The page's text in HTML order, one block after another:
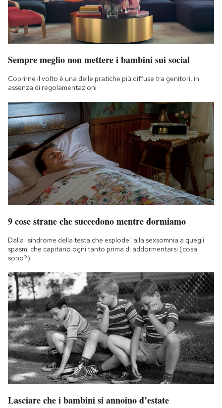
Sempre meglio non mettere i bambini sui social
Coprirne il volto è una delle pratiche più diffuse tra genitori, in
assenza di regolamentazioni
9 cose strane che succedono mentre dormiamo
Dalla "sindrome della testa che esplode" alla sexsomnia a quegli
spasmi che capitano ogni tanto prima di addormentarsi (cosa
sono?)
Lasciare che i bambini si annoino d’estate